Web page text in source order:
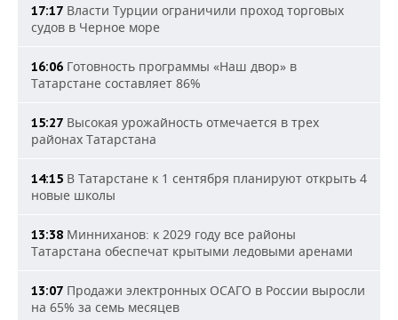
17:17 Власти Турции ограничили проход торговых
судов в Черное море
16:06 Готовность программы «Наш двор» в
Татарстане составляет 86%
15:27 Высокая урожайность отмечается в трех
районах Татарстана
14:15 В Татарстане к 1 сентября планируют открыть 4
новые школы
13:38 Минниханов: к 2029 году все районы
Татарстана обеспечат крытыми ледовыми аренами
13:07 Продажи электронных ОСАГО в России выросли
на 65% за семь месяцев